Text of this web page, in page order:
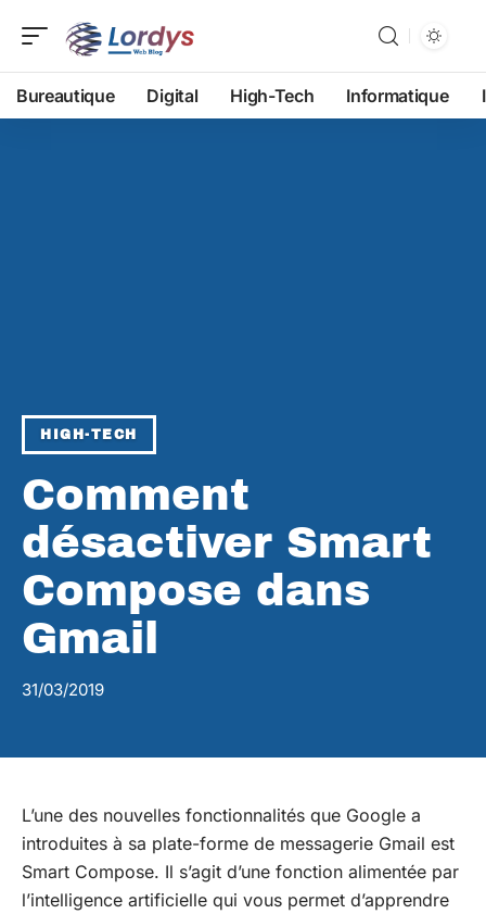
Bureautique Digital High-Tech Informatique
HIGH-TECH
Comment
désactiver Smart
Compose dans
Gmail
31/03/2019
L’une des nouvelles fonctionnalités que Google a
introduites à sa plate-forme de messagerie Gmail est
Smart Compose. Il s’agit d’une fonction alimentée par
l’intelligence artificielle qui vous permet d’apprendre